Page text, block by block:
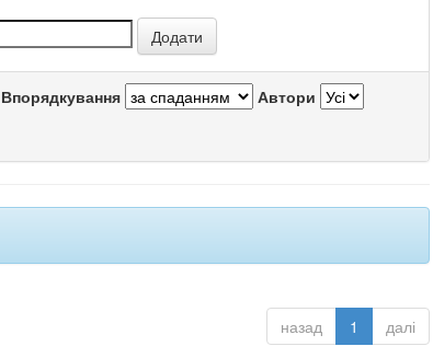
Впорядкування Автори
назад 1 далі